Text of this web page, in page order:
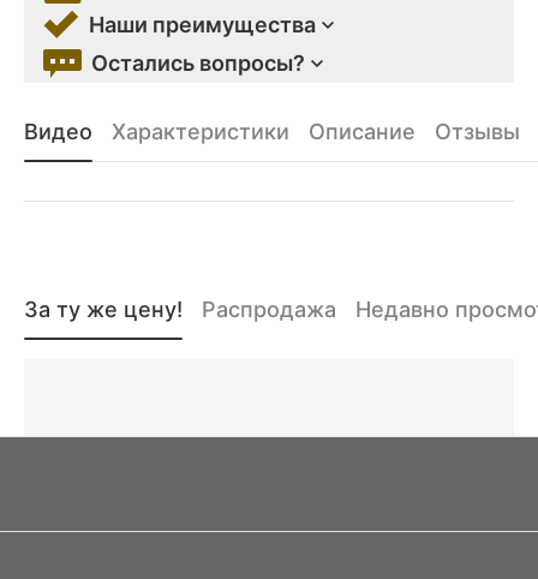
Наши преимущества
Остались вопросы?
Видео Характеристики Описание Отзывы
За ту же цену! Распродажа Недавно